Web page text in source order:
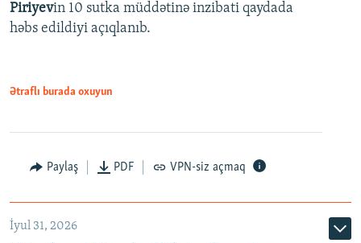
Piriyevin 10 sutka müddətinə inzibati qaydada
həbs edildiyi açıqlanıb.
Ətraflı burada oxuyun
Paylaş PDF VPN-siz açmaq
İyul 31, 2026